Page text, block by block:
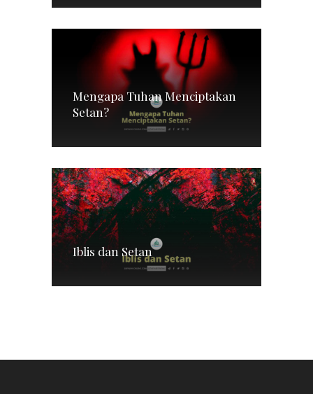
Mengapa Tuhan Menciptakan
Setan?
Iblis dan Setan